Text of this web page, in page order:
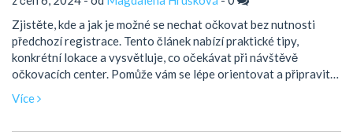
Zjistěte, kde a jak je možné se nechat očkovat bez nutnosti
předchozí registrace. Tento článek nabízí praktické tipy,
konkrétní lokace a vysvětluje, co očekávat při návštěvě
očkovacích center. Pomůže vám se lépe orientovat a připravit
Více